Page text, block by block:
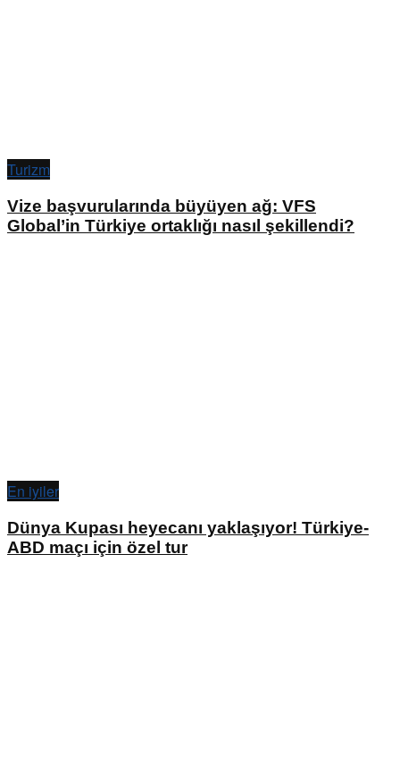
Turizm
Vize başvurularında büyüyen ağ: VFS
Global’in Türkiye ortaklığı nasıl şekillendi?
En iyiler
Dünya Kupası heyecanı yaklaşıyor! Türkiye-
ABD maçı için özel tur